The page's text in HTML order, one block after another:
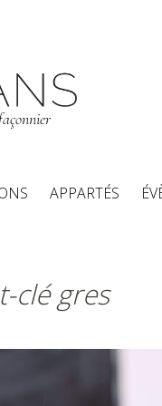
contenu principal
APPARTÉS
clé gres